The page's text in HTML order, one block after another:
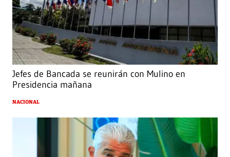
Jefes de Bancada se reunirán con Mulino en
Presidencia mañana
NACIONAL